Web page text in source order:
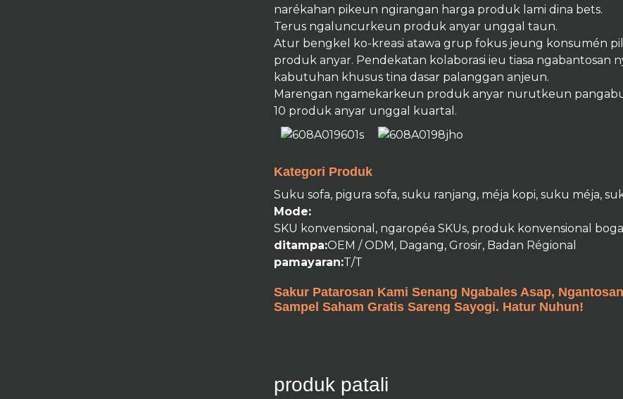
narékahan pikeun ngirangan harga produk lami dina bets.
Terus ngaluncurkeun produk anyar unggal taun.
Atur bengkel ko-kreasi atawa grup fokus jeung konsumén
produk anyar. Pendekatan kolaborasi ieu tiasa ngabantosan
kabutuhan khusus tina dasar palanggan anjeun.
Marengan ngamekarkeun produk anyar nurutkeun
10 produk anyar unggal kuartal.
Kategori Produk
Suku sofa, pigura sofa, suku ranjang, méja kopi, suku méja,
Mode:
SKU konvensional, ngaropéa SKUs, produk konvensional boga
ditampa:OEM / ODM, Dagang, Grosir, Badan Régional
pamayaran:T/T
Sakur Patarosan Kami Senang Ngabales Asap,
Sampel Saham Gratis Sareng Sayogi. Hatur Nuhun!
produk patali